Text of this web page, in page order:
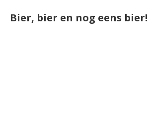
Bier, bier en nog eens bier!